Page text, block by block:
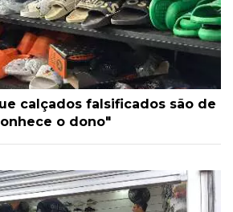
calçados falsificados são de
o dono"